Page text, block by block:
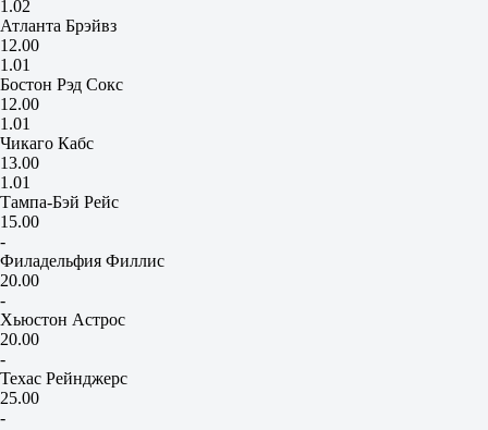
1.02
Атланта Брэйвз
12.00
1.01
Бостон Рэд Сокс
12.00
1.01
Чикаго Кабс
13.00
1.01
Тампа-Бэй Рейс
15.00
-
Филадельфия Филлис
20.00
-
Хьюстон Астрос
20.00
-
Техас Рейнджерс
25.00
-